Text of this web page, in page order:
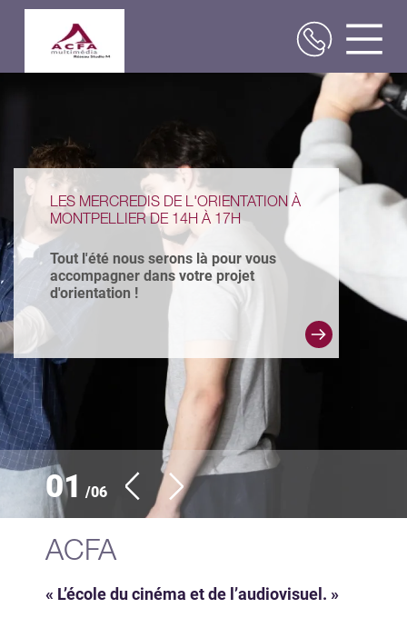
LES MERCREDIS DE L'ORIENTATION À
MONTPELLIER DE 14H À 17H
Tout l'été nous serons là pour vous
accompagner dans votre projet
d'orientation !
01 /06
ACFA
« L’école du cinéma et de l’audiovisuel. »